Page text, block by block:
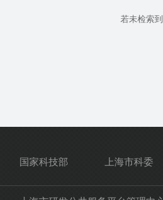
若未检索
国家科技部 上海市科委